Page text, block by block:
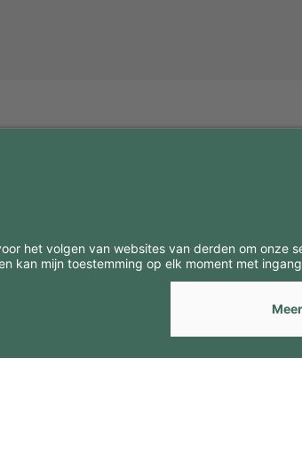
Downloads